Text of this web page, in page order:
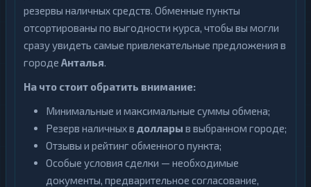
резервы наличных средств. Обменные пункты
отсортированы по выгодности курса, чтобы вы могли
сразу увидеть самые привлекательные предложения в
городе Анталья.
На что стоит обратить внимание:
Минимальные и максимальные суммы обмена;
Резерв наличных в доллары в выбранном городе;
Отзывы и рейтинг обменного пункта;
Особые условия сделки — необходимые
документы, предварительное согласование,